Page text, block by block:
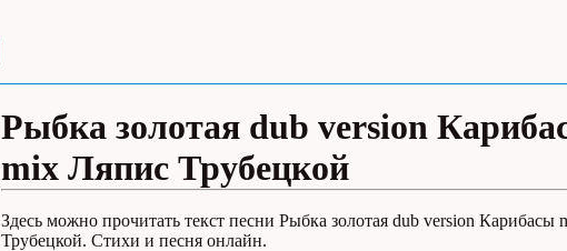
Рыбка золотая dub version
mix Ляпис Трубецкой
Здесь можно прочитать текст песни Рыбка золотая dub version Карибасы
Трубецкой. Стихи и песня онлайн.